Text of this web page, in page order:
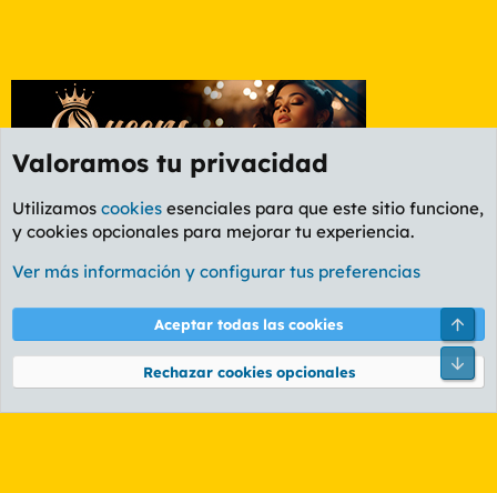
Etiquetas
Cookies
PL OLDSTYLE AMARILLO
Términos y reglas Política de privacidad Ayuda
Community platform by XenForo® © 2010-2026 XenForo Ltd.
Valoramos tu privacidad
Utilizamos cookies esenciales para que este sitio funcione,
y cookies opcionales para mejorar tu experiencia.
Ver más información y configurar tus preferencias
Aceptar todas las cookies
Rechazar cookies opcionales
Pie